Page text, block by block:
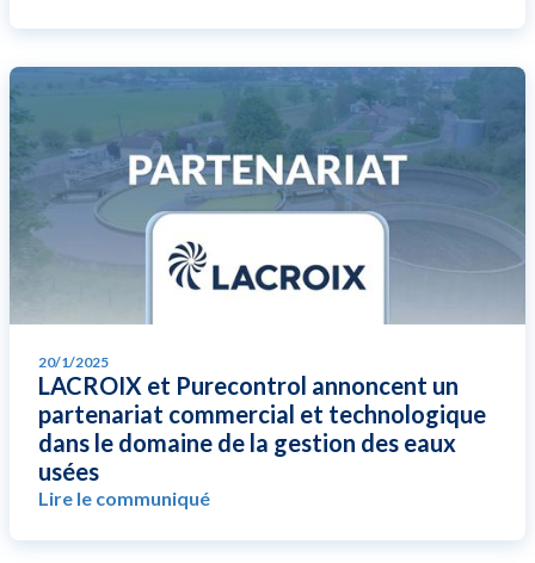
20/1/2025
LACROIX et Purecontrol annoncent un
partenariat commercial et technologique
dans le domaine de la gestion des eaux
usées
Lire le communiqué